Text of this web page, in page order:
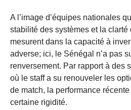
A l’image d’équipes nationales
stabilité des systèmes et la
mesurent dans la capacité à
adverse; ici, le Sénégal n’a pas
renversement. Par rapport à des
où le staff a su renouveler les
de match, la performance
certaine rigidité.